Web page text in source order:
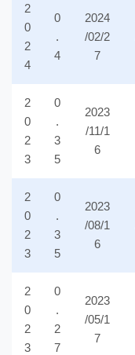
2
0
2
4
0
.
4
2024
/02/2
7
2
0
2
3
0
.
3
5
2023
/11/1
6
2
0
2
3
0
.
3
5
2023
/08/1
6
2
0
2
3
0
.
2
7
2023
/05/1
7